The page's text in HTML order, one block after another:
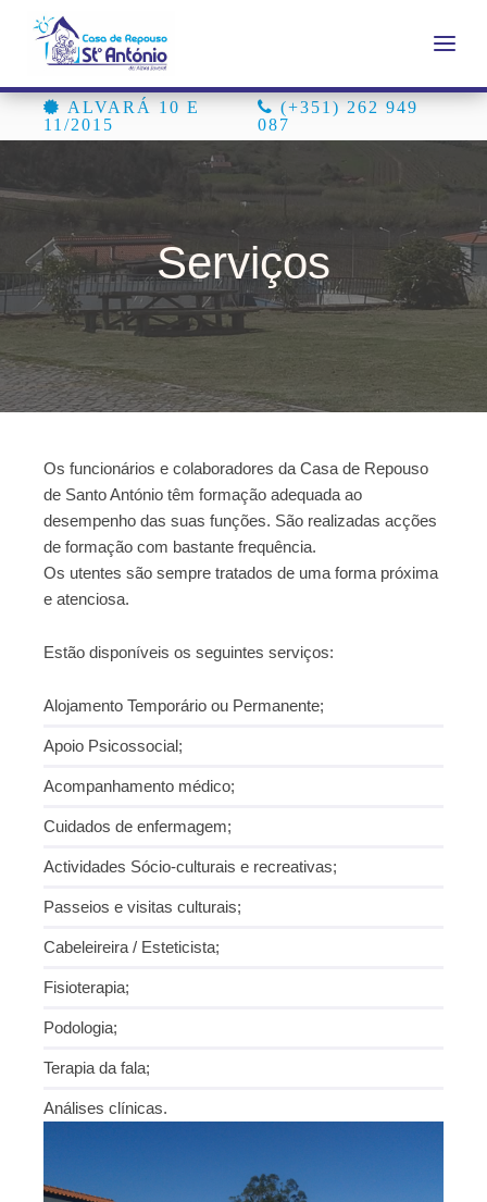
ALVARÁ 10 E
11/2015
(+351) 262 949
087
Serviços
Os funcionários e colaboradores da Casa de Repouso
de Santo António têm formação adequada ao
desempenho das suas funções. São realizadas acções
de formação com bastante frequência.
Os utentes são sempre tratados de uma forma próxima
e atenciosa.
Estão disponíveis os seguintes serviços:
Alojamento Temporário ou Permanente;
Apoio Psicossocial;
Acompanhamento médico;
Cuidados de enfermagem;
Actividades Sócio-culturais e recreativas;
Passeios e visitas culturais;
Cabeleireira / Esteticista;
Fisioterapia;
Podologia;
Terapia da fala;
Análises clínicas.